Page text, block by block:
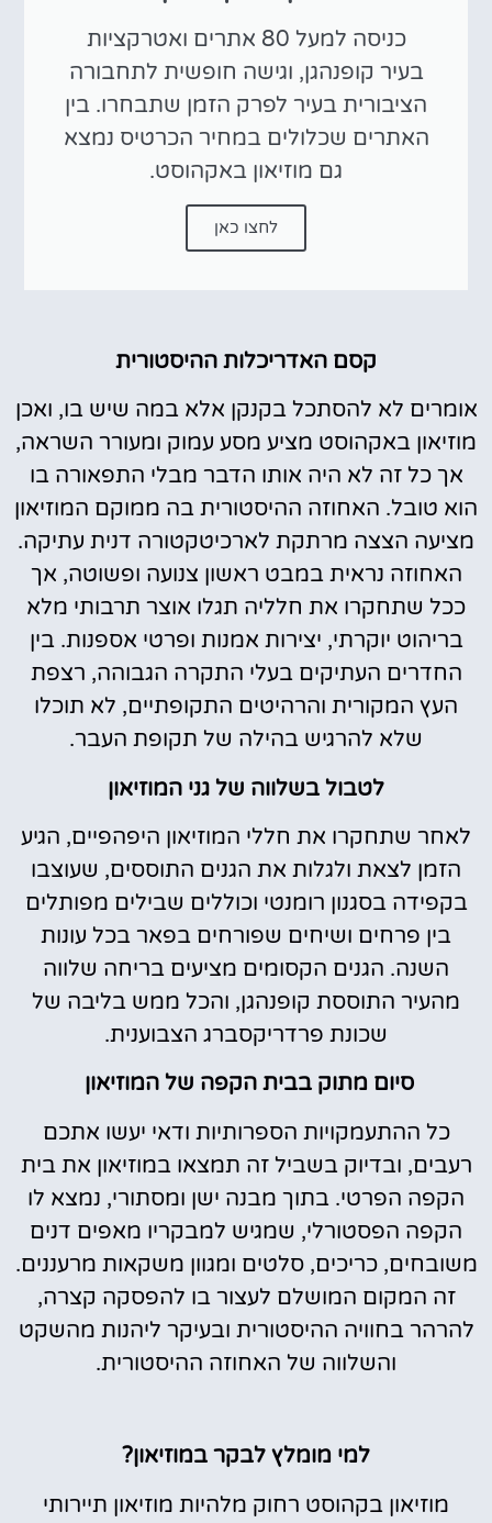
כניסה למעל 80 אתרים ואטרקציות
בעיר קופנהגן, וגישה חופשית לתחבורה
הציבורית בעיר לפרק הזמן שתבחרו. בין
האתרים שכלולים במחיר הכרטיס נמצא
גם מוזיאון באקהוסט.
לחצו כאן
קסם האדריכלות ההיסטורית
אומרים לא להסתכל בקנקן אלא במה שיש בו, ואכן
מוזיאון באקהוסט מציע מסע עמוק ומעורר השראה,
אך כל זה לא היה אותו הדבר מבלי התפאורה בו
הוא טובל. האחוזה ההיסטורית בה ממוקם המוזיאון
מציעה הצצה מרתקת לארכיטקטורה דנית עתיקה.
האחוזה נראית במבט ראשון צנועה ופשוטה, אך
ככל שתחקרו את חלליה תגלו אוצר תרבותי מלא
בריהוט יוקרתי, יצירות אמנות ופרטי אספנות. בין
החדרים העתיקים בעלי התקרה הגבוהה, רצפת
העץ המקורית והרהיטים התקופתיים, לא תוכלו
שלא להרגיש בהילה של תקופת העבר.
לטבול בשלווה של גני המוזיאון
לאחר שתחקרו את חללי המוזיאון היפהפיים, הגיע
הזמן לצאת ולגלות את הגנים התוססים, שעוצבו
בקפידה בסגנון רומנטי וכוללים שבילים מפותלים
בין פרחים ושיחים שפורחים בפאר בכל עונות
השנה. הגנים הקסומים מציעים בריחה שלווה
מהעיר התוססת קופנהגן, והכל ממש בליבה של
שכונת פרדריקסברג הצבוענית.
סיום מתוק בבית הקפה של המוזיאון
כל ההתעמקויות הספרותיות ודאי יעשו אתכם
רעבים, ובדיוק בשביל זה תמצאו במוזיאון את בית
הקפה הפרטי. בתוך מבנה ישן ומסתורי, נמצא לו
הקפה הפסטורלי, שמגיש למבקריו מאפים דנים
משובחים, כריכים, סלטים ומגוון משקאות מרעננים.
זה המקום המושלם לעצור בו להפסקה קצרה,
להרהר בחוויה ההיסטורית ובעיקר ליהנות מהשקט
והשלווה של האחוזה ההיסטורית.
למי מומלץ לבקר במוזיאון?
מוזיאון בקהוסט רחוק מלהיות מוזיאון תיירותי